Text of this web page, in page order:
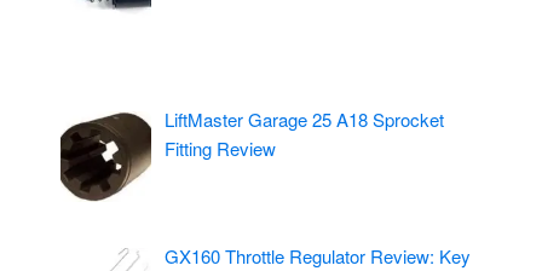
LiftMaster Garage 25 A18 Sprocket
Fitting Review
GX160 Throttle Regulator Review: Key